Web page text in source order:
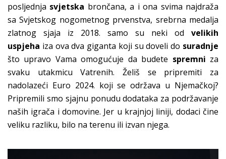
posljednja svjetska brončana, a i ona svima najdraža
sa Svjetskog nogometnog prvenstva, srebrna medalja
zlatnog sjaja iz 2018. samo su neki od velikih
uspjeha iza ova dva giganta koji su doveli do suradnje
što upravo Vama omogućuje da budete spremni za
svaku utakmicu Vatrenih. Želiš se pripremiti za
nadolazeći Euro 2024. koji se održava u Njemačkoj?
Pripremili smo sjajnu ponudu dodataka za podržavanje
naših igrača i domovine. Jer u krajnjoj liniji, dodaci čine
veliku razliku, bilo na terenu ili izvan njega.